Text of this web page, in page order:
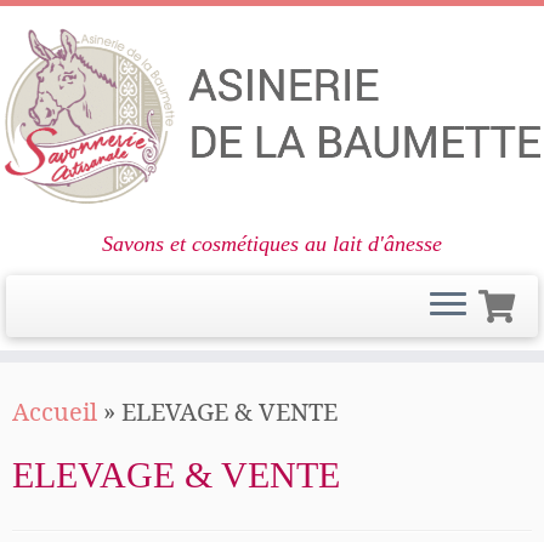
au
contenu
Savons et cosmétiques au lait d'ânesse
Accueil » ELEVAGE & VENTE
ELEVAGE & VENTE